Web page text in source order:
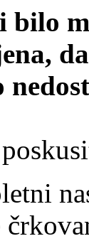
bilo